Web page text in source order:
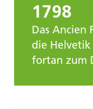
1798
Das Ancien
die
fortan zum